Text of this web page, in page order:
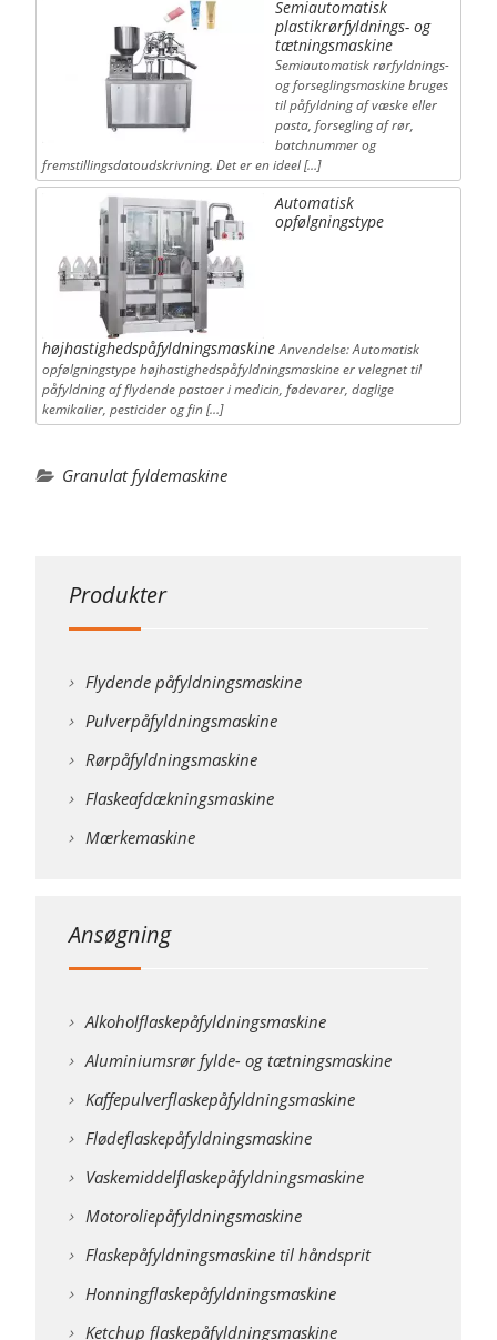
Semiautomatisk
plastikrørfyldnings- og
tætningsmaskine
Semiautomatisk rørfyldnings-
og forseglingsmaskine bruges
til påfyldning af væske eller
pasta, forsegling af rør,
batchnummer og
fremstillingsdatoudskrivning. Det er en ideel […]
Automatisk
opfølgningstype
højhastighedspåfyldningsmaskine Anvendelse: Automatisk
opfølgningstype højhastighedspåfyldningsmaskine er velegnet til
påfyldning af flydende pastaer i medicin, fødevarer, daglige
kemikalier, pesticider og fin […]
Granulat fyldemaskine
Produkter
Flydende påfyldningsmaskine
Pulverpåfyldningsmaskine
Rørpåfyldningsmaskine
Flaskeafdækningsmaskine
Mærkemaskine
Ansøgning
Alkoholflaskepåfyldningsmaskine
Aluminiumsrør fylde- og tætningsmaskine
Kaffepulverflaskepåfyldningsmaskine
Flødeflaskepåfyldningsmaskine
Vaskemiddelflaskepåfyldningsmaskine
Motoroliepåfyldningsmaskine
Flaskepåfyldningsmaskine til håndsprit
Honningflaskepåfyldningsmaskine
Ketchup flaskepåfyldningsmaskine